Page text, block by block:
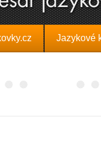
Jazykové